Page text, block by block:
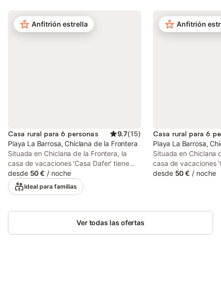
Anfitrión estrella
Casa rural para 6 personas 9.7(15)
Playa La Barrosa, Chiclana de la Frontera
Situada en Chiclana de la Frontera, la
casa de vacaciones 'Casa Dafer' tiene
todo lo que necesitas para unas
vacaciones relajantes. La propiedad de
50 m² consta de una sala de estar con un
totalmente equipada con un lavavajillas,
2 dormitorios y 1 baño y por lo tanto
puede acomodar a 6 personas. Los
desde 50 € / noche
Ideal para familias
Anfitrión
Casa rural para 6
Playa La Barrosa,
Situada en Chiclana
casa de vacaciones
todo lo que
totalmente equipada
puede acomodar a
desde 50 € / noche
Ver todas las ofertas